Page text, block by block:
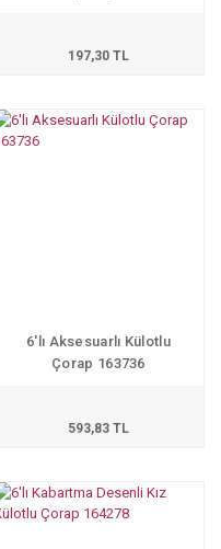
197,30 TL
6'lı Aksesuarlı Külotlu
Çorap 163736
593,83 TL